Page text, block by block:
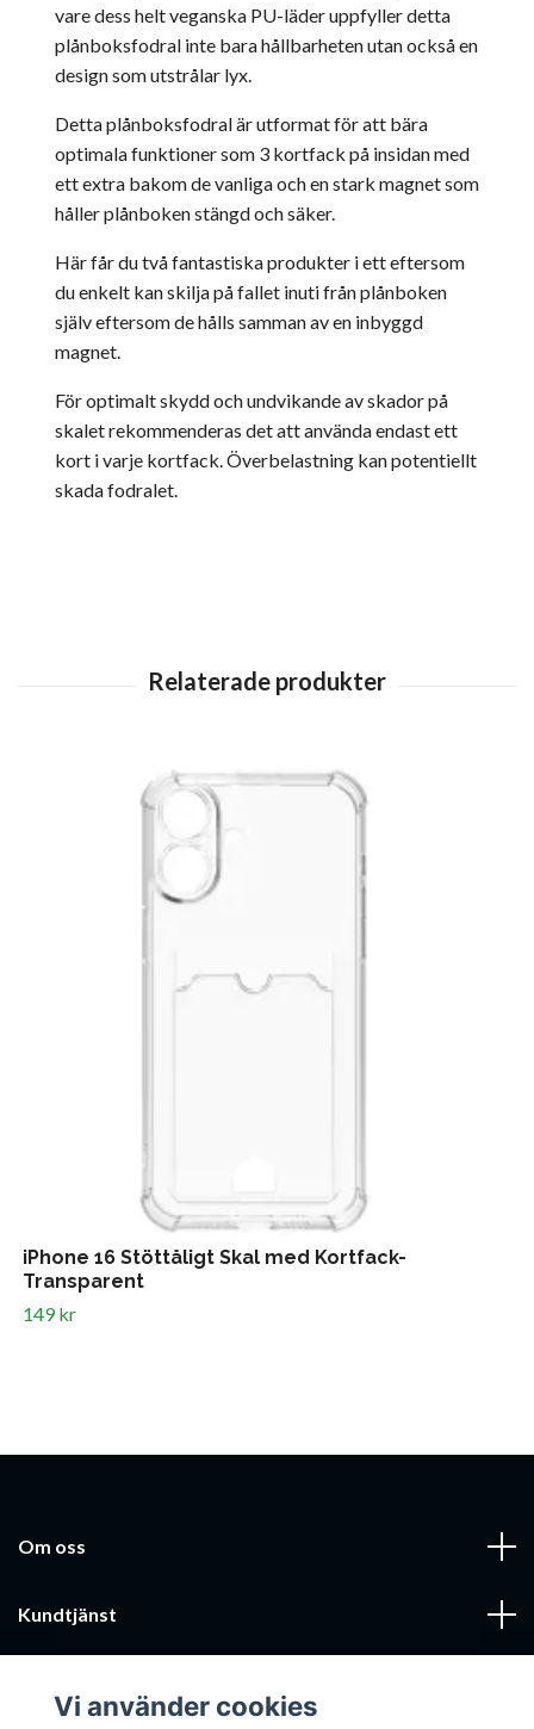
vare dess helt veganska PU-läder uppfyller detta
plånboksfodral inte bara hållbarheten utan också en
design som utstrålar lyx.
Detta plånboksfodral är utformat för att bära
optimala funktioner som 3 kortfack på insidan med
ett extra bakom de vanliga och en stark magnet som
håller plånboken stängd och säker.
Här får du två fantastiska produkter i ett eftersom
du enkelt kan skilja på fallet inuti från plånboken
själv eftersom de hålls samman av en inbyggd
magnet.
För optimalt skydd och undvikande av skador på
skalet rekommenderas det att använda endast ett
kort i varje kortfack. Överbelastning kan potentiellt
skada fodralet.
iPhone 16 Stöttåligt Skal med Kortfack-
Transparent
149 kr
Om oss
Kundtjänst
Vi använder cookies